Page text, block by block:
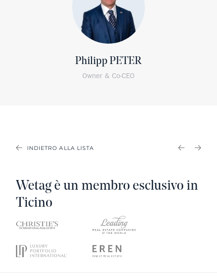
Philipp PETER
Owner & Co-CEO
INDIETRO ALLA LISTA
Wetag è un membro esclusivo in
Ticino